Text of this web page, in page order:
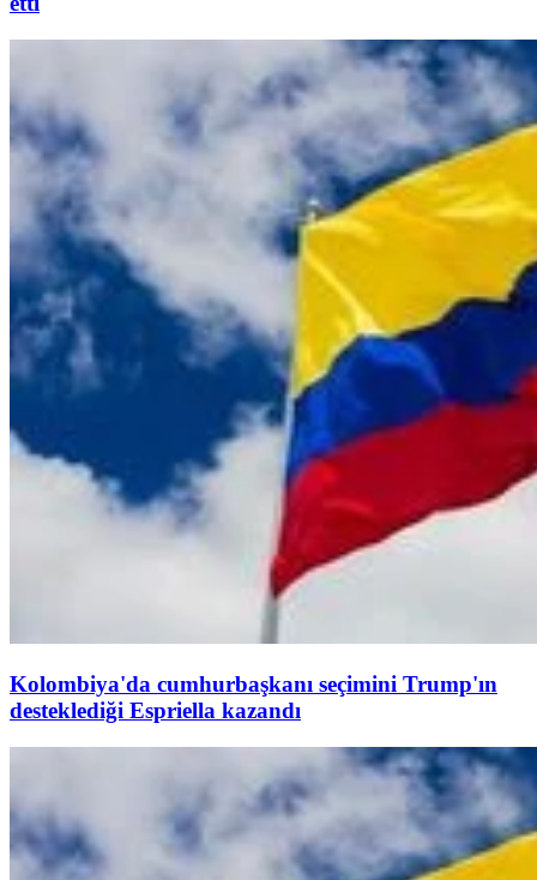
Kolombiya'da cumhurbaşkanı seçimini Trump'ın
desteklediği Espriella kazandı